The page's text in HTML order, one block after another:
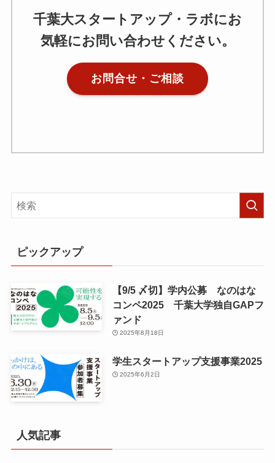
千葉大スタートアップ・ラボにお
気軽にお問い合わせください。
お問合せ・ご相談
ピックアップ
【9/5 〆切】学内公募 なのはな
コンペ2025 千葉大学独自GAPフ
ァンド
2025年8月18日
学生スタートアップ支援事業2025
2025年6月2日
人気記事